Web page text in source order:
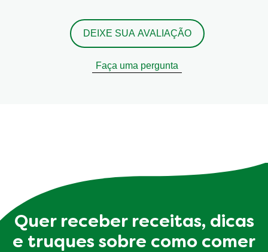
DEIXE SUA AVALIAÇÃO
Faça uma pergunta
Quer receber receitas, dicas
e truques sobre como comer